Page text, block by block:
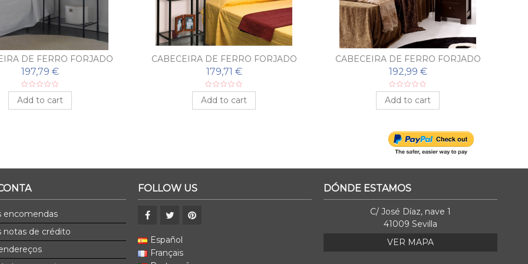
DE FERRO FORJADO
MARGA
197,79 €
Add to cart
CABECEIRA DE FERRO FORJADO
MURCIA
179,71 €
Add to cart
CABECEIRA DE FERRO FORJADO
MARA
192,99 €
Add to cart
encomendas
notas de crédito
FOLLOW US
Español
Français
DÓNDE ESTAMOS
C/ José Díaz, nave 1
41009 Sevilla
VER MAPA